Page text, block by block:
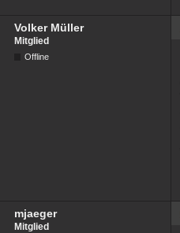
Volker Müller
Mitglied
Offline
mjaeger
Mitglied